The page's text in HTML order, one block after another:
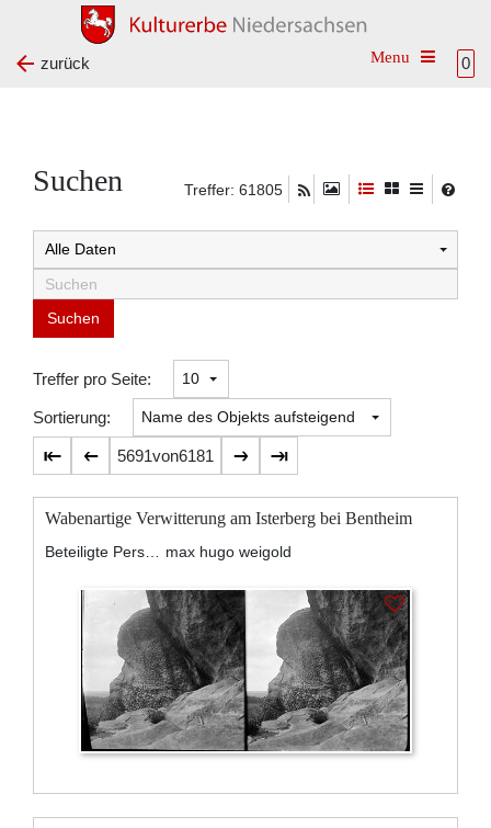
0
Toggle
zurück
Suchen Treffer: 61805
Suchtreffer:
Treffer pro Seite:
Sortierung:
5691von6181
Wabenartige Verwitterung am Isterberg bei Bentheim
max hugo weigold